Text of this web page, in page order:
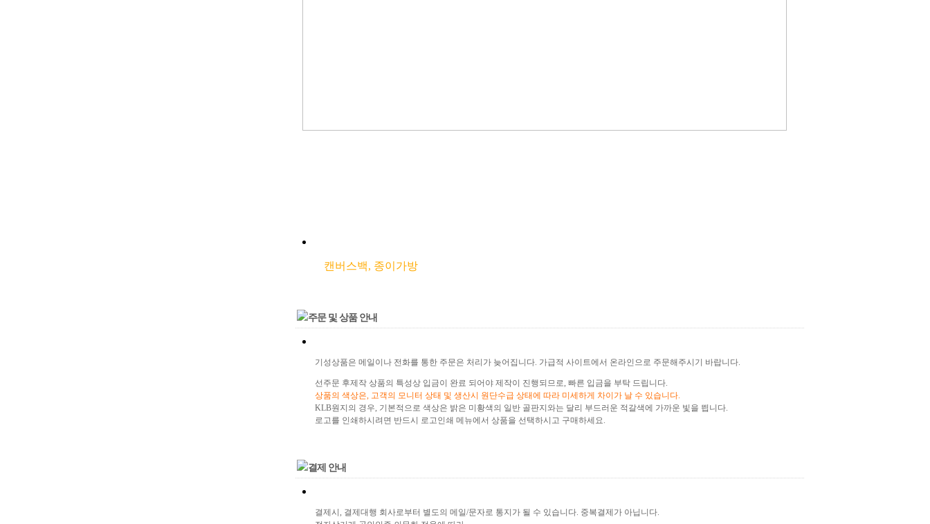
캔버스백, 종이가방
주문 및 상품 안내
기성상품은 메일이나 전화를 통한 주문은 처리가 늦어집니다. 가급적 사이트에서 온라인으로 주문해주시기 바랍니다.
선주문 후제작 상품의 특성상 입금이 완료 되어야 제작이 진행되므로, 빠른 입금을 부탁 드립니다.
상품의 색상은, 고객의 모니터 상태 및 생산시 원단수급 상태에 따라 미세하게 차이가 날 수 있습니다.
KLB원지의 경우, 기본적으로 색상은 밝은 미황색의 일반 골판지와는 달리 부드러운 적갈색에 가까운 빛을 띕니다.
로고를 인쇄하시려면 반드시 로고인쇄 메뉴에서 상품을 선택하시고 구매하세요.
결제 안내
결제시, 결제대행 회사로부터 별도의 메일/문자로 통지가 될 수 있습니다. 중복결제가 아닙니다.